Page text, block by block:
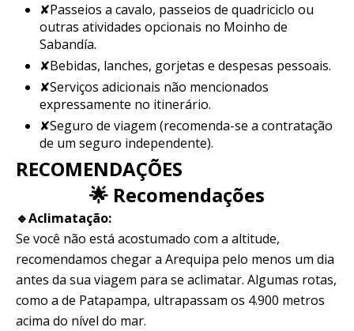
✘Passeios a cavalo, passeios de quadriciclo ou
outras atividades opcionais no Moinho de
Sabandía.
✘Bebidas, lanches, gorjetas e despesas pessoais.
✘Serviços adicionais não mencionados
expressamente no itinerário.
✘Seguro de viagem (recomenda-se a contratação
de um seguro independente).
RECOMENDAÇÕES
🌟 Recomendações
🔹Aclimatação:
Se você não está acostumado com a altitude,
recomendamos chegar a Arequipa pelo menos um dia
antes da sua viagem para se aclimatar. Algumas rotas,
como a de Patapampa, ultrapassam os 4.900 metros
acima do nível do mar.